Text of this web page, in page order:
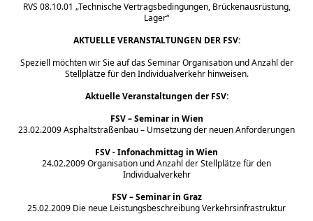
RVS 08.10.01 „Technische Vertragsbedingungen, Brückenausrüstung,
Lager“
AKTUELLE VERANSTALTUNGEN DER FSV:
Speziell möchten wir Sie auf das Seminar Organisation und Anzahl der
Stellplätze für den Individualverkehr hinweisen.
Aktuelle Veranstaltungen derFSV:
FSV– Seminar in Wien
23.02.2009 Asphaltstraßenbau – Umsetzung der neuen Anforderungen
FSV -Infonachmittag in Wien
24.02.2009 Organisation und Anzahl der Stellplätze für den
Individualverkehr
FSV– Seminar in Graz
25.02.2009 Die neue Leistungsbeschreibung Verkehrsinfrastruktur